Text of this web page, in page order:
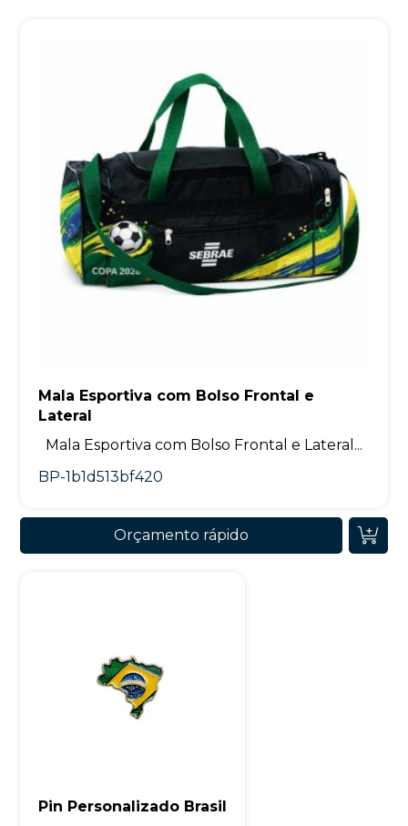
Mala Esportiva com Bolso Frontal e
Lateral
Mala Esportiva com Bolso Frontal e Lateral...
BP-1b1d513bf420
Orçamento rápido
Pin Personalizado Brasil